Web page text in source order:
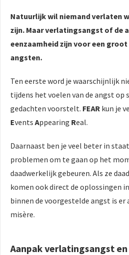
Natuurlijk wil niemand verlaten
zijn. Maar verlatingsangst of de
eenzaamheid zijn voor een
angsten.
Ten eerste word je waarschijnlijk
tijdens het voelen van de angst op
gedachten voorstelt. FEAR kun je
Events Appearing Real.
Daarnaast ben je veel beter in
problemen om te gaan op het
daadwerkelijk gebeuren. Als ze
komen ook direct de oplossingen
binnen de voorgestelde angst is er
misère.
Aanpak verlatingsangst